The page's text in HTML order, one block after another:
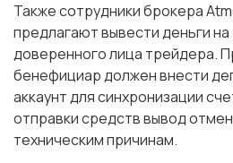
Также сотрудники брокера
предлагают вывести деньги на
доверенного лица трейдера.
бенефициар должен внести
аккаунт для синхронизации
отправки средств вывод
техническим причинам.